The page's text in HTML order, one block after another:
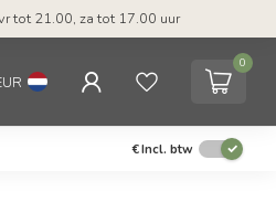
tot 21.00, za tot 17.00 uur
0
€Incl. btw